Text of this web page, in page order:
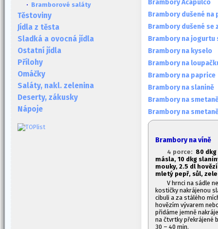
· Bramborové saláty
Těstoviny
Jídla z těsta
Sladká a ovocná jídla
Ostatní jídla
Přílohy
Omáčky
Saláty, nakl. zelenina
Deserty, zákusky
Nápoje
Brambory Acapulco
Brambory dušené na
Brambory dušené se
Brambory na jogurtu
Brambory na kyselo
Brambory na
Brambory na paprice
Brambory na slanině
Brambory na
Brambory na
Brambory na víně
4 porce: 80
másla, 10 dkg
mouky, 2.5 dl
mletý pepř, sůl,
V hrnci na sádle
kostičky nakrájenou
cibuli a za stálého
hovězím vývarem
přidáme jemně
na čtvrtky překrájené
30 – 40 min.